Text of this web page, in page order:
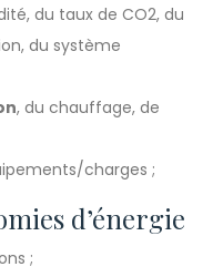
du taux de CO2, du
du système
, du chauffage, de
charges ;
d’énergie
;